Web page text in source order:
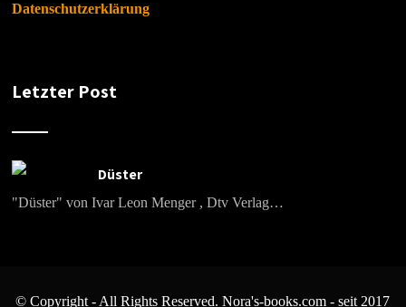
Datenschutzerklärung
Letzter Post
Düster
"Düster" von Ivar Leon Menger , Dtv Verlag…
© Copyright - All Rights Reserved. Nora's-books.com - seit 2017